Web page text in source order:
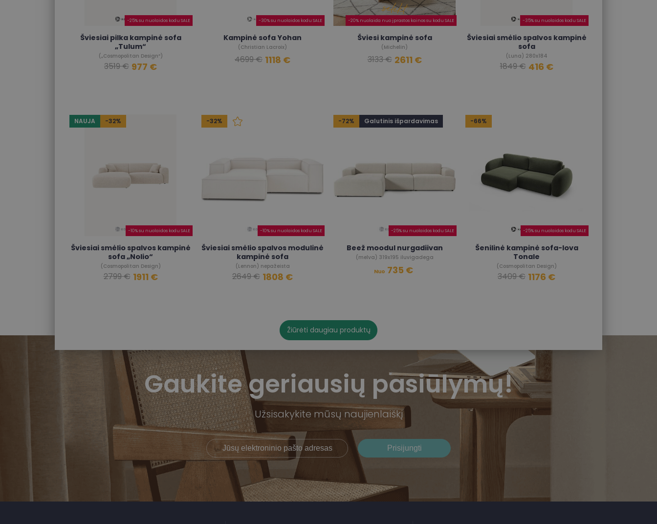
-25% su nuolaidos kodu SALE
Šviesiai pilka kampinė sofa
„Tulum“
(„Cosmopolitan Design“)
3519 € 977 €
-30% su nuolaidos kodu SALE
Kampinė sofa Yohan
(Christian Lacroix)
4699 € 1118 €
-20% nuolaida nuo įprastos kainos su kodu SALE
Šviesi kampinė sofa
(Michelin)
3133 € 2611 €
-35% su nuolaidos kodu SALE
Šviesiai smėlio spalvos kampinė
sofa
(Luna) 280x184
1849 € 416 €
NAUJA -32%
-10% su nuolaidos kodu SALE
Šviesiai smėlio spalvos kampinė
sofa „Nolio“
(Cosmopolitan Design)
2799 € 1911 €
-32%
-10% su nuolaidos kodu SALE
Šviesiai smėlio spalvos modulinė
kampinė sofa
(Lennon) nepažeista
2649 € 1808 €
-72% Galutinis išpardavimas
-25% su nuolaidos kodu SALE
Beež moodul nurgadiivan
(melva) 319x195 iluvigadega
Nuo 735 €
-66%
-25% su nuolaidos kodu SALE
Šenilinė kampinė sofa-lova
Tonale
(Cosmopolitan Design)
3409 € 1176 €
Žiūrėti daugiau produktų
Gaukite geriausių pasiūlymų!
Užsisakykite mūsų naujienlaiškį